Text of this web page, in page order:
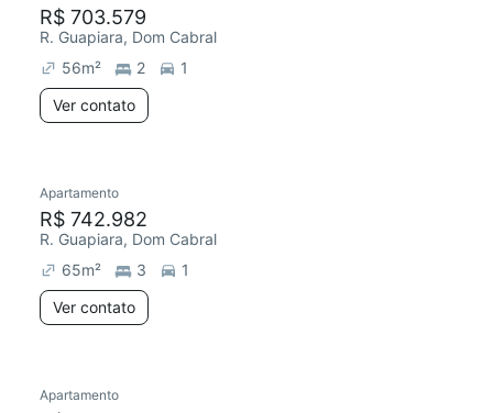
R$ 703.579
R. Guapiara, Dom Cabral
56m² 2
1
Ver contato
Apartamento
R$ 742.982
R. Guapiara, Dom Cabral
65m² 3
1
Ver contato
Apartamento